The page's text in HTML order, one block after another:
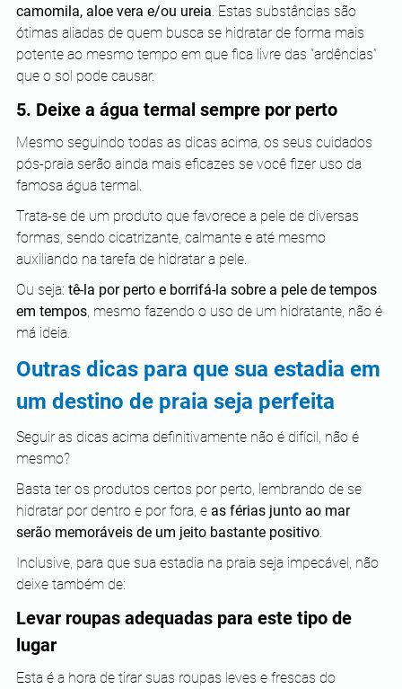
camomila, aloe vera e/ou ureia. Estas substâncias são
ótimas aliadas de quem busca se hidratar de forma mais
potente ao mesmo tempo em que fica livre das “ardências”
que o sol pode causar.
5. Deixe a água termal sempre por perto
Mesmo seguindo todas as dicas acima, os seus cuidados
pós-praia serão ainda mais eficazes se você fizer uso da
famosa água termal.
Trata-se de um produto que favorece a pele de diversas
formas, sendo cicatrizante, calmante e até mesmo
auxiliando na tarefa de hidratar a pele.
Ou seja: tê-la por perto e borrifá-la sobre a pele de tempos
em tempos, mesmo fazendo o uso de um hidratante, não é
má ideia.
Outras dicas para que sua estadia em
um destino de praia seja perfeita
Seguir as dicas acima definitivamente não é difícil, não é
mesmo?
Basta ter os produtos certos por perto, lembrando de se
hidratar por dentro e por fora, e as férias junto ao mar
serão memoráveis de um jeito bastante positivo.
Inclusive, para que sua estadia na praia seja impecável, não
deixe também de:
Levar roupas adequadas para este tipo de
lugar
Esta é a hora de tirar suas roupas leves e frescas do